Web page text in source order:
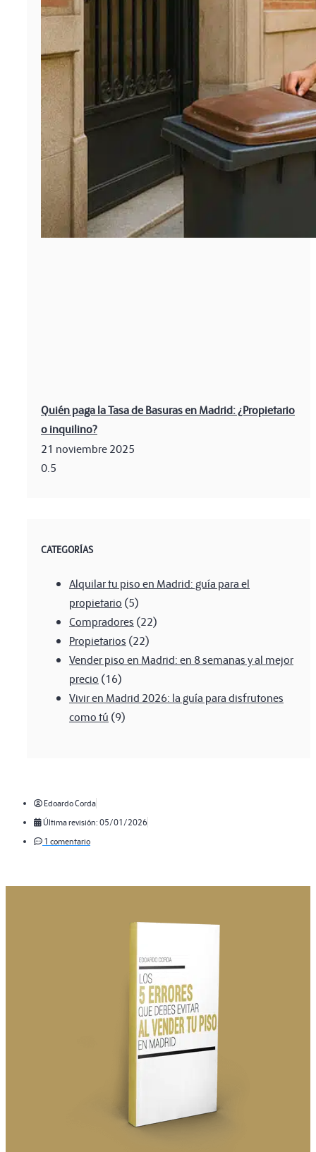
Quién paga la Tasa de Basuras en Madrid: ¿Propietario
o inquilino?
21 noviembre 2025
CATEGORÍAS
Alquilar tu piso en Madrid: guía para el
propietario (5)
Compradores (22)
Propietarios (22)
Vender piso en Madrid: en 8 semanas y al mejor
precio (16)
Vivir en Madrid 2026: la guía para disfrutones
como tú (9)
Edoardo Corda
Última revisión: 05/01/2026
1 comentario